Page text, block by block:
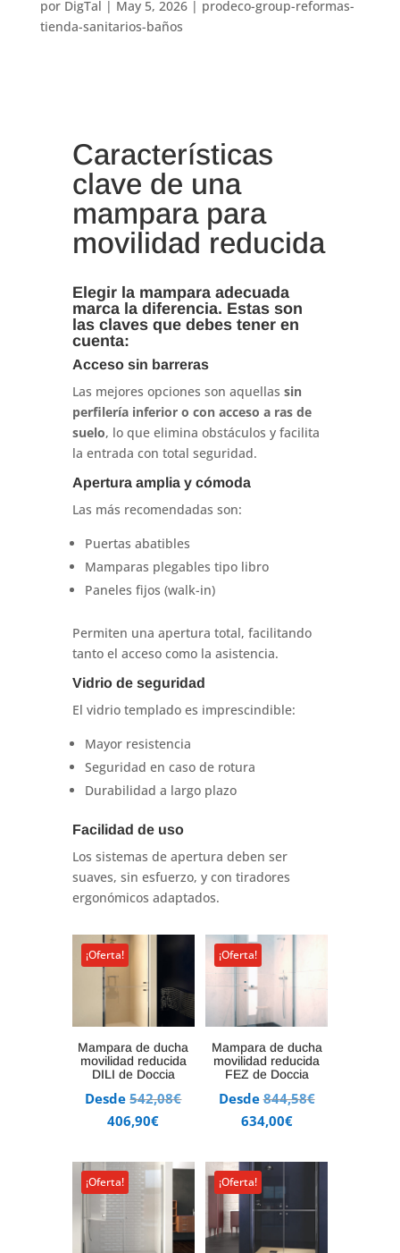
por DigTal | May 5, 2026| prodeco-group-reformas-
tienda-sanitarios-baños
Características
clave de una
mampara para
movilidad reducida
Elegir la mampara adecuada
marca la diferencia. Estas son
las claves que debes tener en
cuenta:
Acceso sin barreras
Las mejores opciones son aquellas sin
perfilería inferior o con acceso a ras de
suelo, lo que elimina obstáculos y facilita
la entrada con total seguridad.
Apertura amplia y cómoda
Las más recomendadas son:
Puertas abatibles
Mamparas plegables tipo libro
Paneles fijos (walk-in)
Permiten una apertura total, facilitando
tanto el acceso como la asistencia.
Vidrio de seguridad
El vidrio templado es imprescindible:
Mayor resistencia
Seguridad en caso de rotura
Durabilidad a largo plazo
Facilidad de uso
Los sistemas de apertura deben ser
suaves, sin esfuerzo, y con tiradores
ergonómicos adaptados.
¡Oferta!
Mampara de ducha
movilidad reducida
DILI de Doccia
Desde 542,08€El
era:
542,08€.
406,90€El
actual
es:
406,90€.
¡Oferta!
Mampara de ducha
movilidad reducida
FEZ de Doccia
Desde 844,58€El
era:
634,00€El
actual
634,00€.
¡Oferta! ¡Oferta!